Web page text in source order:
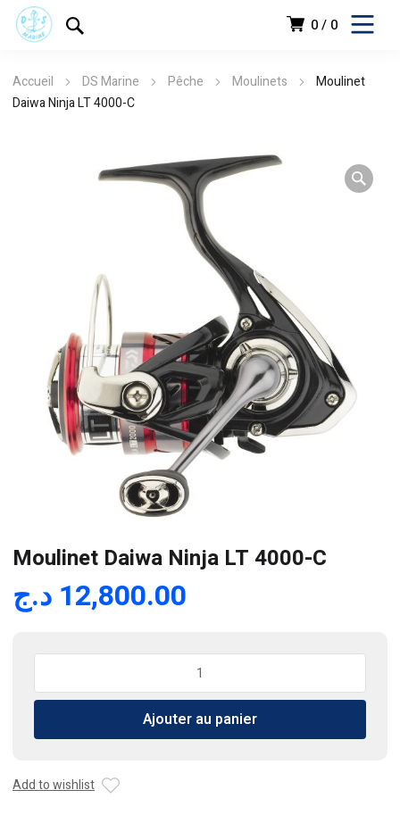
0 0
Accueil DS Marine Pêche Moulinets
Moulinet
Daiwa Ninja LT 4000-C
Moulinet Daiwa Ninja LT 4000-C
12,800.00 د.ج
Moulinet
Ninja
4000-
Ajouter au panier
Add to wishlist